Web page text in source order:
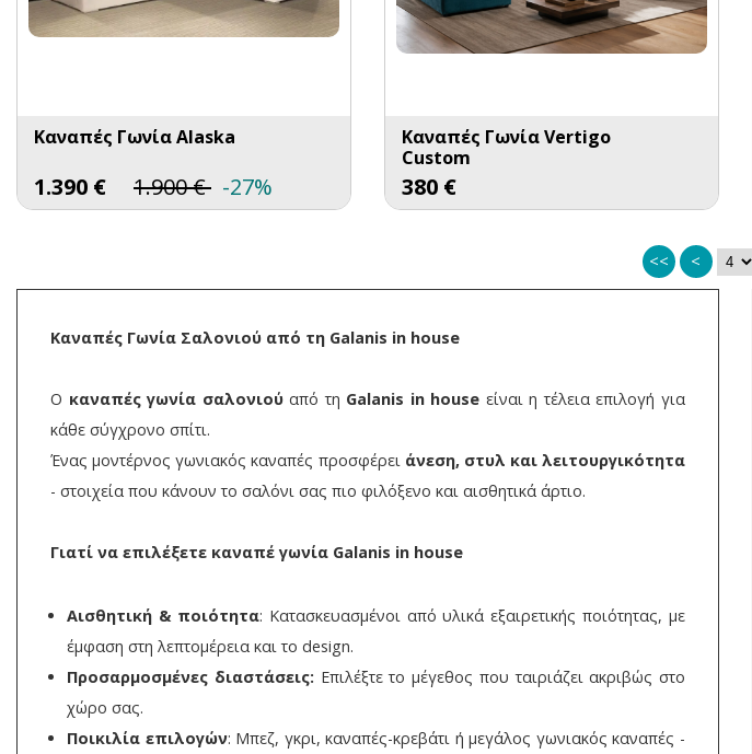
Καναπές Γωνία Alaska
1.390 € 1.900€ -27%
Καναπές Γωνία Vertigo
Custom
380 €
<< <
Καναπές Γωνία Σαλονιού από τη Galanis in house
Ο καναπές γωνία σαλονιούαπό τη Galanis in house είναι η τέλεια επιλογή για
κάθε σύγχρονο σπίτι.
Ένας μοντέρνος γωνιακός καναπές προσφέρει άνεση, στυλ και λειτουργικότητα
- στοιχεία που κάνουν το σαλόνι σας πιο φιλόξενο και αισθητικά άρτιο.
Γιατί να επιλέξετε καναπέ γωνία Galanis in house
Αισθητική & ποιότητα: Κατασκευασμένοι από υλικά εξαιρετικής ποιότητας, με
έμφαση στη λεπτομέρεια και το design.
Προσαρμοσμένες διαστάσεις: Επιλέξτε το μέγεθος που ταιριάζει ακριβώς στο
χώρο σας.
Ποικιλία επιλογών: Μπεζ, γκρι, καναπές-κρεβάτι ή μεγάλος γωνιακός καναπές -